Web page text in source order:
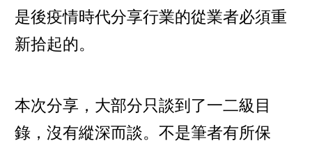
是後疫情時代分享行業的從業者必須重
新拾起的。
本次分享，大部分只談到了一二級目
錄，沒有縱深而談。不是筆者有所保